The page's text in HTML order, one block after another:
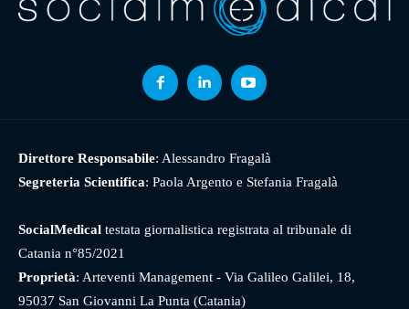
Direttore Responsabile: Alessandro Fragalà
Segreteria Scientifica: Paola Argento e Stefania Fragalà
SocialMedical testata giornalistica registrata al tribunale di
Catania n°85/2021
Proprietà: Arteventi Management - Via Galileo Galilei, 18,
95037 San Giovanni La Punta (Catania)